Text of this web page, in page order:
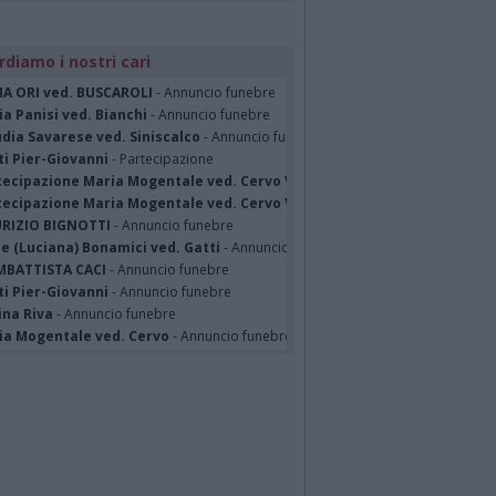
i nostri cari
ORI ved. BUSCAROLI - Annuncio funebre
Panisi ved. Bianchi - Annuncio funebre
Savarese ved. Siniscalco - Annuncio funebre
Pier-Giovanni - Partecipazione
Maria Mogentale ved. Cervo Varese
Maria Mogentale ved. Cervo Varese
BIGNOTTI - Annuncio funebre
(Luciana) Bonamici ved. Gatti - Annuncio funebre
CACI - Annuncio funebre
Pier-Giovanni - Annuncio funebre
Riva - Annuncio funebre
Mogentale ved. Cervo - Annuncio funebre